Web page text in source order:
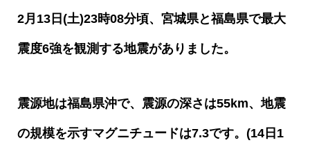
2月 13日 (土)23時08分頃、宮城県と福島県で最大
震度6強を観測する地震がありました。
震源地は福島県沖で、震源の深さは55km、地震
の規模を示すマグニチュードは7.3です。 (14日 1